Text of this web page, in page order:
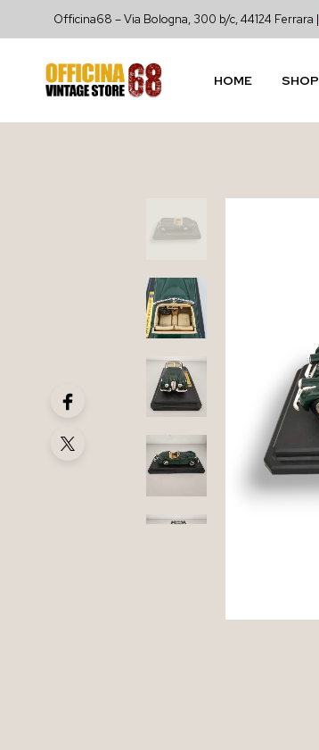
Officina68 – Via Bologna, 300 b/c, 44124 Ferrara |
HOME SHOP